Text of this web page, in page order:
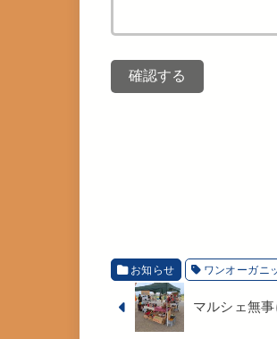
お知らせ ワンオーガニ
マルシェ無